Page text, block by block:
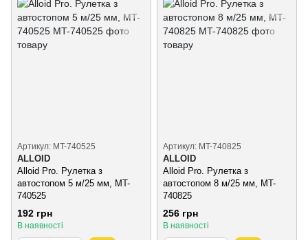
Артикул: MT-740525
ALLOID
Alloid Pro. Рулетка з
автостопом 5 м/25 мм, MT-
740525
192 грн
В наявності
Артикул: MT-740825
ALLOID
Alloid Pro. Рулетка з
автостопом 8 м/25 мм, MT-
740825
256 грн
В наявності